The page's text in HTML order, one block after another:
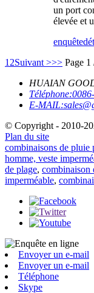
un port
élevée et
enquête
1 2Suivant >>> Page 1
HUAIAN
Téléphone:
E-MAIL:
© Copyright - 2010-
Plan du site
combinaisons de pluie
homme, veste
de plage, combinaison
imperméable,
Envoyer un e-mail
Envoyer un e-mail
Téléphone
Skype